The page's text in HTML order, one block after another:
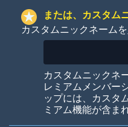
Colorful
または、カスタム
カスタムニックネーム
カスタムニックネ
レミアムメンバー
ップには、カスタ
ミアム機能が含ま